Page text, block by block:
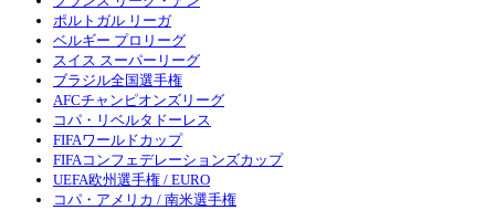
ポルトガル リーガ
ベルギー プロリーグ
スイス スーパーリーグ
ブラジル全国選手権
AFCチャンピオンズリーグ
コパ・リベルタドーレス
FIFAワールドカップ
FIFAコンフェデレーションズカップ
UEFA欧州選手権 / EURO
コパ・アメリカ / 南米選手権